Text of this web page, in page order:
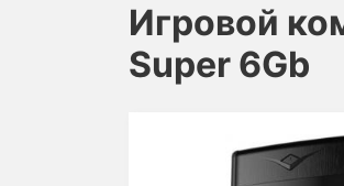
Игровой
Super 6Gb